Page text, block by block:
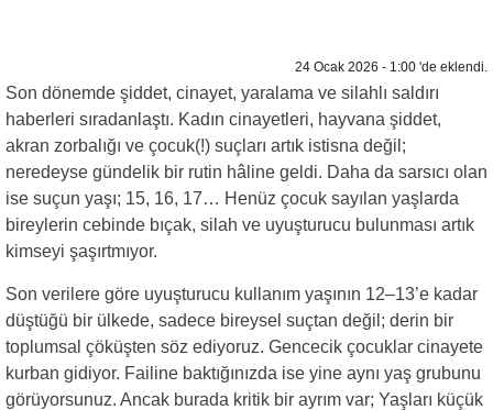
24 Ocak 2026 - 1:00 'de eklendi.
Son dönemde şiddet, cinayet, yaralama ve silahlı saldırı
haberleri sıradanlaştı. Kadın cinayetleri, hayvana şiddet,
akran zorbalığı ve çocuk(!) suçları artık istisna değil;
neredeyse gündelik bir rutin hâline geldi. Daha da sarsıcı olan
ise suçun yaşı; 15, 16, 17… Henüz çocuk sayılan yaşlarda
bireylerin cebinde bıçak, silah ve uyuşturucu bulunması artık
kimseyi şaşırtmıyor.
Son verilere göre uyuşturucu kullanım yaşının 12–13’e kadar
düştüğü bir ülkede, sadece bireysel suçtan değil; derin bir
toplumsal çöküşten söz ediyoruz. Gencecik çocuklar cinayete
kurban gidiyor. Failine baktığınızda ise yine aynı yaş grubunu
görüyorsunuz. Ancak burada kritik bir ayrım var; Yaşları küçük